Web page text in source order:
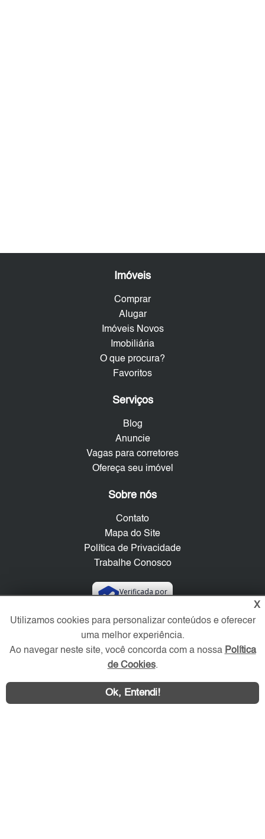
Imóveis
Comprar
Alugar
Imóveis Novos
Imobiliária
O que procura?
Favoritos
Serviços
Blog
Anuncie
Vagas para corretores
Ofereça seu imóvel
Sobre nós
Contato
Mapa do Site
Política de Privacidade
Trabalhe Conosco
Verificada por
Redes Sociais
X
Utilizamos cookies para personalizar conteúdos e oferecer
uma melhor experiência.
Ao navegar neste site, você concorda com a nossa Política
de Cookies.
Ok, Entendi!